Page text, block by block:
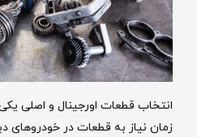
انتخاب قطعات اورجینال و اصلی
زمان نیاز به قطعات در خودروهای